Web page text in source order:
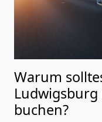
Warum
buchen?